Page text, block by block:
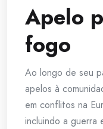
Apelo
fogo
Ao longo de seu
apelos à
em conflitos na
incluindo a guerra